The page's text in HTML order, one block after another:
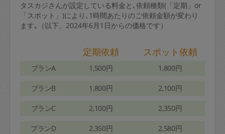
タスカジさんが設定している料金と､依頼種類(「定期」or
「スポット」)により､1時間あたりのご依頼金額が変わり
ます｡（以下、2024年6月1日からの価格です）
定期依頼 スポット依頼
プランA 1,500円 1,800円
プランB 1,800円 2,100円
プランC 2,100円 2,350円
プランD 2,350円 2,580円